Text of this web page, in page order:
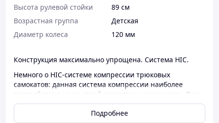
Высота рулевой стойки
89 см
Возрастная группа
Детская
Диаметр колеса
120 мм
Конструкция максимально упрощена. Система HIC.
Немного о HIC-системе компрессии трюковых
самокатов: данная система компрессии наиболее
востребована из-за своей легкости и надежности. В ее
состав входит сама вилка, специальная проставка,
болт, хомут и "якор" во внутренней части вилки,
Подробнее